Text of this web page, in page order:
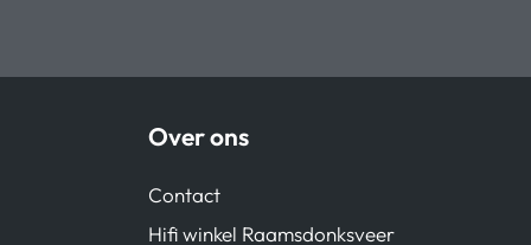
Over ons
Contact
Hifi winkel Raamsdonksveer